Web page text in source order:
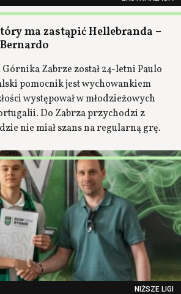
ma zastąpić Hellebranda –
Zabrze został 24-letni Paulo
pomocnik jest wychowankiem
występował w młodzieżowych
Do Zabrza przychodzi z
nie miał szans na regularną grę.
NIŻSZE LIGI